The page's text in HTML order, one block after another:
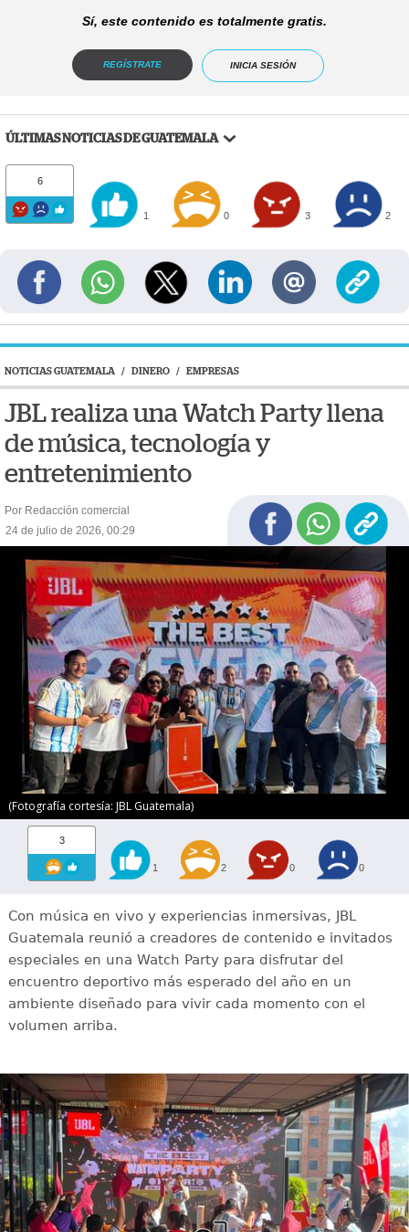
Sí, este contenido es totalmente gratis.
REGÍSTRATE INICIA SESIÓN
ÚLTIMAS NOTICIAS DE GUATEMALA
6
1 0 3 2
NOTICIAS GUATEMALA / DINERO / EMPRESAS
JBL realiza una Watch Party llena
de música, tecnología y
entretenimiento
Por Redacción comercial
24 de julio de 2026, 00:29
(Fotografía cortesía: JBL Guatemala)
3
1 2 0 0
Con música en vivo y experiencias inmersivas, JBL
Guatemala reunió a creadores de contenido e invitados
especiales en una Watch Party para disfrutar del
encuentro deportivo más esperado del año en un
ambiente diseñado para vivir cada momento con el
volumen arriba.